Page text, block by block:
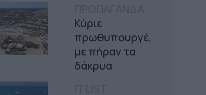
Κύριε
πρωθυπουργέ,
με πήραν τα
δάκρυα